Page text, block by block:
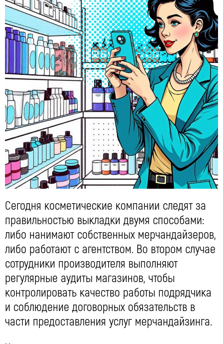
Сегодня косметические компании следят за
правильностью выкладки двумя способами:
либо нанимают собственных мерчандайзеров,
либо работают с агентством. Во втором случае
сотрудники производителя выполняют
регулярные аудиты магазинов, чтобы
контролировать качество работы подрядчика
и соблюдение договорных обязательств в
части предоставления услуг мерчандайзинга.